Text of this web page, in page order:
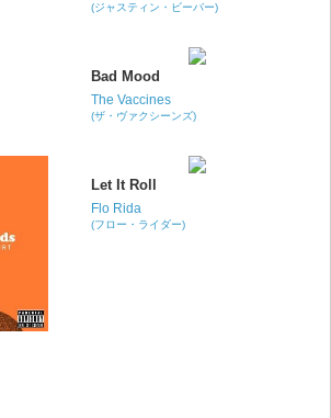
(ジャスティン・ビーバー)
Bad Mood
The Vaccines
(ザ・ヴァクシーンズ)
Let It Roll
Flo Rida
(フロー・ライダー)